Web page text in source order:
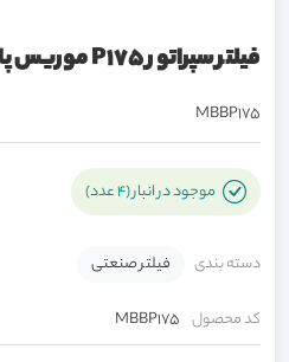
فيلتر سپراتور P175 موریس پارکر MBBP175
MBBP175
موجود در انبار (4 عدد)
دسته بندی فیلتر صنعتی
کد محصول MBBP175